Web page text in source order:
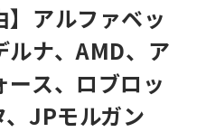
】アルファベッ
ルナ、AMD、ア
ース、ロブロッ
、JPモルガン